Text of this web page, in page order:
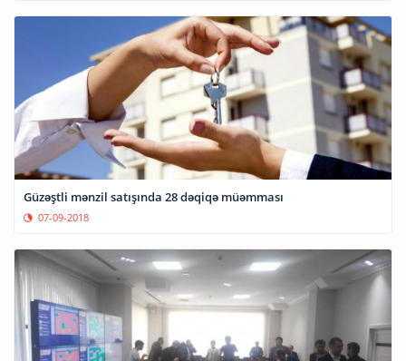
Güzəştli mənzil satışında 28 dəqiqə müəmması
07-09-2018